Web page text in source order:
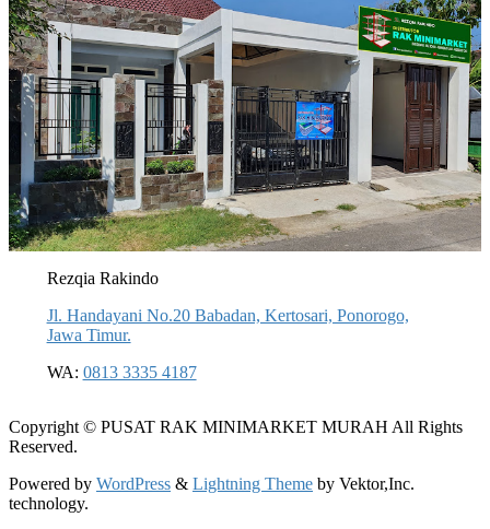
Rezqia Rakindo
Jl. Handayani No.20 Babadan, Kertosari, Ponorogo,
Jawa Timur.
WA: 0813 3335 4187
Copyright © PUSAT RAK MINIMARKET MURAH All Rights
Reserved.
Powered by WordPress & Lightning Theme by Vektor,Inc.
technology.